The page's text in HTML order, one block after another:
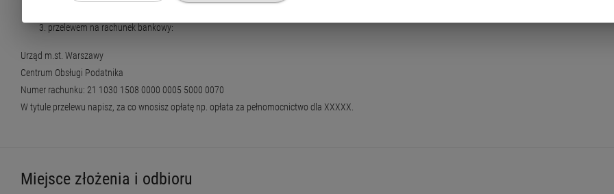
przelewem na rachunek bankowy:
Urząd m.st. Warszawy
Centrum Obsługi Podatnika
Numer rachunku: 21 1030 1508 0000 0005 5000 0070
W tytule przelewu napisz, za co wnosisz opłatę np. opłata za pełnomocnictwo dla XXXXX.
Miejsce złożenia i odbioru